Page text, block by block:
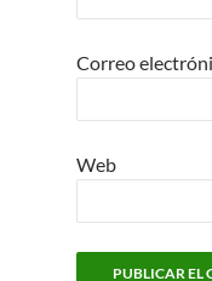
Correo
Web